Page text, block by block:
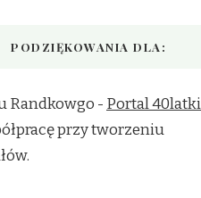
PODZIĘKOWANIA DLA:
Randkowgo - Portal
przy tworzeniu